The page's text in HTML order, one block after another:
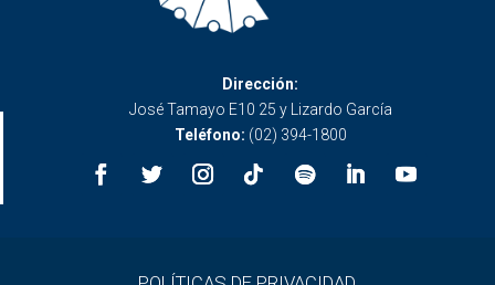
Dirección:
José Tamayo E10 25 y Lizardo García
Teléfono: (02) 394-1800